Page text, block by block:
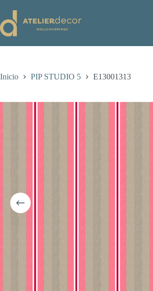
contenido
Inicio PIP STUDIO 5 E13001313